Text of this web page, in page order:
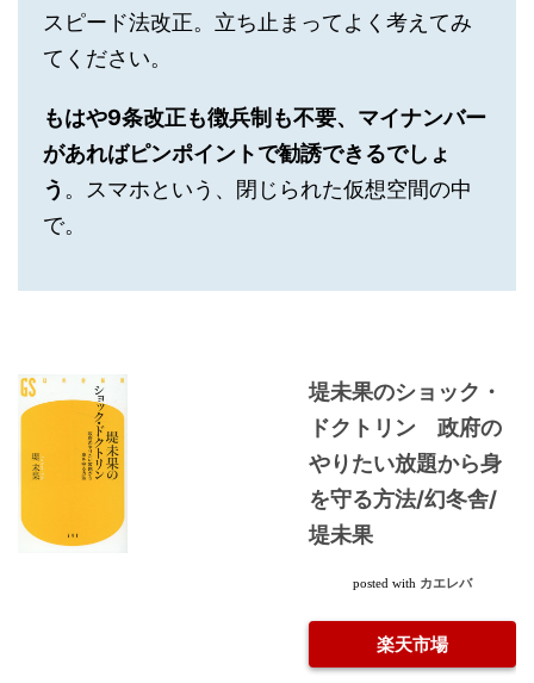
スピード法改正。立ち止まってよく考えてみ
てください。
もはや9条改正も徴兵制も不要、マイナンバー
があればピンポイントで勧誘できるでしょ
う 。スマホという、閉じられた仮想空間の中
で。
堤未果のショック・
ドクトリン 政府の
やりたい放題から身
を守る方法/幻冬舎/
堤未果
posted with カエレバ
楽天市場